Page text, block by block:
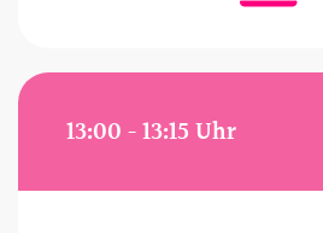
13:00 - 13:15 Uhr